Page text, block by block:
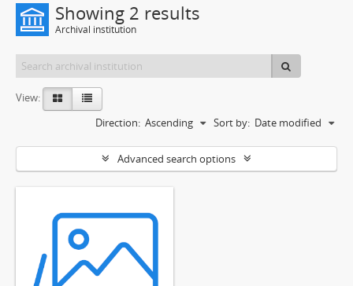
Showing 2 results
Archival institution
View:
Sort by: Date modified
Direction: Ascending
Advanced search options